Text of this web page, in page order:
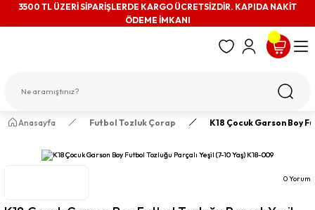
3500 TL ÜZERİ SİPARİŞLERDE KARGO ÜCRETSİZDİR. KAPIDA NAKİT
ÖDEME İMKANI
Anasayfa Futbol Tozluk Çorap K18 Çocuk Garson Boy
0 Yorum